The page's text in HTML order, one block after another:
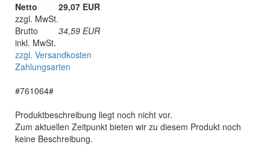
Netto
29,07 EUR
zzgl. MwSt.
Brutto
34,59 EUR
inkl. MwSt.
zzgl. Versandkosten
Zahlungsarten
#761064#
Produktbeschreibung liegt noch nicht vor.
Zum aktuellen Zeitpunkt bieten wir zu diesem Produkt noch
keine Beschreibung.